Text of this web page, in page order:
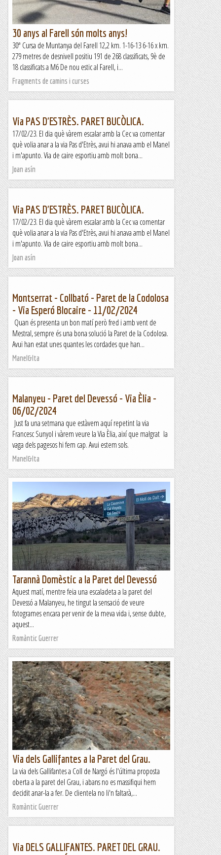
30 anys al Farell són molts anys!
30ª Cursa de Muntanya del Farell 12,2 km. 1-16-13 6-16 x km.
279 metres de desnivell positiu 191 de 268 classificats, 9è de
18 classificats a M6 De nou estic al Farell, i...
Fragments de camins i curses
Via PAS D'ESTRÈS. PARET BUCÒLICA.
17/02/23. El dia què vàrem escalar amb la Cec va comentar
què volia anar a la via Pas d'Etrès, avui hi anava amb el Manel
i m'apunto. Via de caire esportiu amb molt bona...
Joan asín
Via PAS D'ESTRÈS. PARET BUCÒLICA.
17/02/23. El dia què vàrem escalar amb la Cec va comentar
què volia anar a la via Pas d'Etrès, avui hi anava amb el Manel
i m'apunto. Via de caire esportiu amb molt bona...
Joan asín
Montserrat - Collbató - Paret de la Codolosa
- Via Esperó Blocaire - 11/02/2024
Quan és presenta un bon matí però fred i amb vent de
Mestral, sempre és una bona solució la Paret de la Codolosa.
Avui han estat unes quantes les cordades que han...
Manel&Ita
Malanyeu - Paret del Devessó - Via Èlia -
06/02/2024
Just fa una setmana que estàvem aquí repetint la via
Francesc Sunyol i vàrem veure la Via Èlia, així que malgrat la
vaga dels pagesos hi fem cap. Avui estem sols.
Manel&Ita
Tarannà Domèstic a la Paret del Devessó
Aquest matí, mentre feia una escaladeta a la paret del
Devessó a Malanyeu, he tingut la sensació de veure
fotogrames encara per venir de la meva vida i, sense dubte,
aquest...
Romàntic Guerrer
Via dels Gallifantes a la Paret del Grau.
La via dels Gallifantes a Coll de Nargó és l'última proposta
oberta a la paret del Grau, i abans no es massifiqui hem
decidit anar-la a fer. De clientela no li'n faltarà,...
Romàntic Guerrer
Via DELS GALLIFANTES. PARET DEL GRAU.